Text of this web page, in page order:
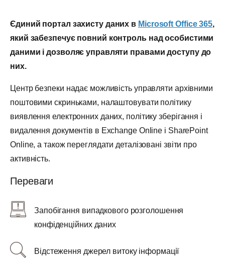
Єдиний портал захисту даних в Microsoft Office 365,
який забезпечує повний контроль над особистими
даними і дозволяє управляти правами доступу до
них.
Центр безпеки надає можливість управляти архівними
поштовими скриньками, налаштовувати політику
виявлення електронних даних, політику зберігання і
видалення документів в Exchange Online і SharePoint
Online, а також переглядати деталізовані звіти про
активність.
Переваги
Запобігання випадкового розголошення
конфіденційних даних
Відстеження джерел витоку інформації